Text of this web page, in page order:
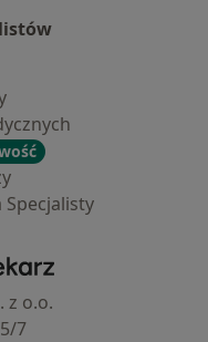
- Strona główna
z o.o.
7